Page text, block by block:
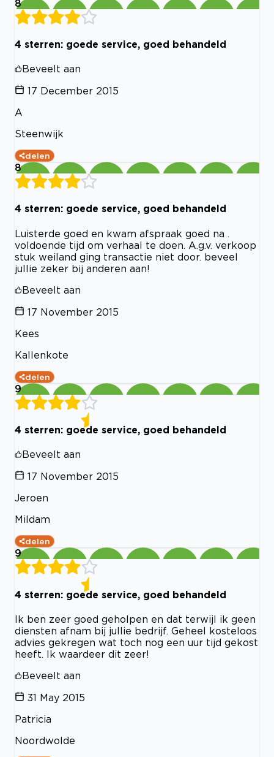
8
4 sterren: goede service, goed behandeld
Beveelt aan
17 December 2015
A
Steenwijk
delen
8
4 sterren: goede service, goed behandeld
Luisterde goed en kwam afspraak goed na .
voldoende tijd om verhaal te doen. A.g.v. verkoop
stuk weiland ging transactie niet door. beveel
jullie zeker bij anderen aan!
Beveelt aan
17 November 2015
Kees
Kallenkote
delen
9
4 sterren: goede service, goed behandeld
Beveelt aan
17 November 2015
Jeroen
Mildam
delen
9
4 sterren: goede service, goed behandeld
Ik ben zeer goed geholpen en dat terwijl ik geen
diensten afnam bij jullie bedrijf. Geheel kosteloos
advies gekregen wat toch nog een uur tijd gekost
heeft. Ik waardeer dit zeer!
Beveelt aan
31 May 2015
Patricia
Noordwolde